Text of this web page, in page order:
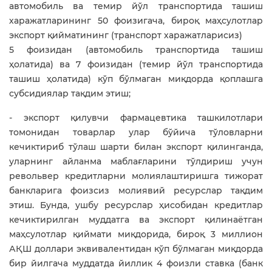
автомобиль ва темир йўл транспортида ташиш
харажатларининг 50 фоизигача, бироқ маҳсулотлар
экспорт қийматининг (транспорт харажатларисиз)
5 фоизидан (автомобиль транспортида ташиш
ҳолатида) ва 7 фоизидан (темир йўл транспортида
ташиш ҳолатида) кўп бўлмаган миқдорда қоплашга
субсидиялар тақдим этиш;
- экспорт қилувчи фармацевтика ташкилотлари
томонидан товарлар улар бўйича тўловларни
кечиктириб тўлаш шарти билан экспорт қилинганда,
уларнинг айланма маблағларини тўлдириш учун
револьвер кредитларни молиялаштиришга тижорат
банкларига фоизсиз молиявий ресурслар тақдим
этиш. Бунда, ушбу ресурслар ҳисобидан кредитлар
кечиктирилган муддатга ва экспорт қилинаётган
маҳсулотлар қиймати миқдорида, бироқ 3 миллион
АҚШ доллари эквивалентидан кўп бўлмаган миқдорда
бир йилгача муддатда йиллик 4 фоизли ставка (банк